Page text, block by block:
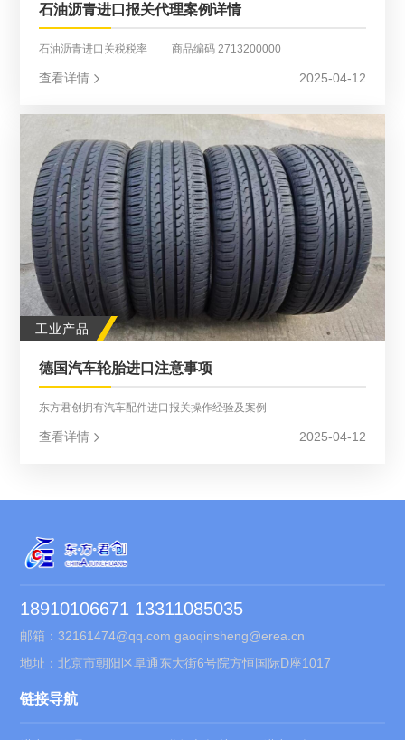
石油沥青进口报关代理案例详情
石油沥青进口关税税率 商品编码 2713200000
查看详情 2025-04-12
工业产品
德国汽车轮胎进口注意事项
东方君创拥有汽车配件进口报关操作经验及案例
查看详情 2025-04-12
18910106671 13311085035
邮箱：32161474@qq.com gaoqinsheng@erea.cn
地址：北京市朝阳区阜通东大街6号院方恒国际D座1017
链接导航